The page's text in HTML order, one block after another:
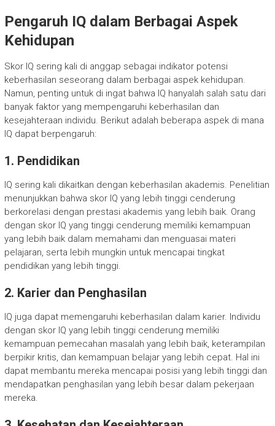
Pengaruh IQ dalam Berbagai Aspek
Kehidupan
Skor IQ sering kali di anggap sebagai indikator potensi
keberhasilan seseorang dalam berbagai aspek kehidupan.
Namun, penting untuk di ingat bahwa IQ hanyalah salah satu dari
banyak faktor yang mempengaruhi keberhasilan dan
kesejahteraan individu. Berikut adalah beberapa aspek di mana
IQ dapat berpengaruh:
1. Pendidikan
IQ sering kali dikaitkan dengan keberhasilan akademis. Penelitian
menunjukkan bahwa skor IQ yang lebih tinggi cenderung
berkorelasi dengan prestasi akademis yang lebih baik. Orang
dengan skor IQ yang tinggi cenderung memiliki kemampuan
yang lebih baik dalam memahami dan menguasai materi
pelajaran, serta lebih mungkin untuk mencapai tingkat
pendidikan yang lebih tinggi.
2. Karier dan Penghasilan
IQ juga dapat memengaruhi keberhasilan dalam karier. Individu
dengan skor IQ yang lebih tinggi cenderung memiliki
kemampuan pemecahan masalah yang lebih baik, keterampilan
berpikir kritis, dan kemampuan belajar yang lebih cepat. Hal ini
dapat membantu mereka mencapai posisi yang lebih tinggi dan
mendapatkan penghasilan yang lebih besar dalam pekerjaan
mereka.